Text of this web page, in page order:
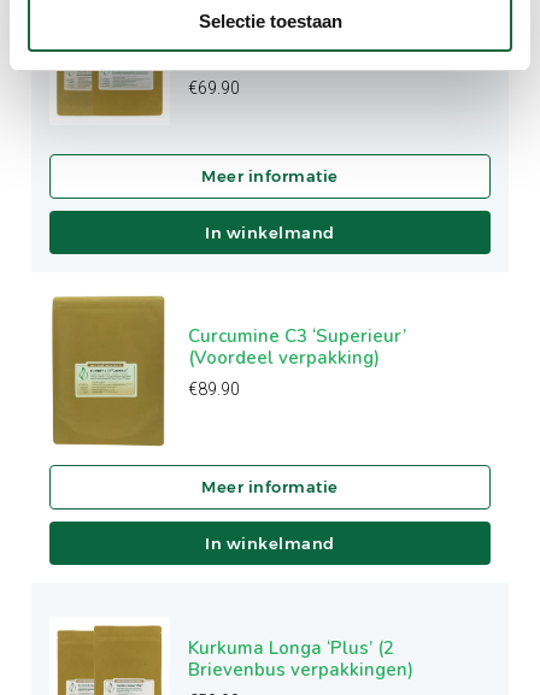
Selectie toestaan
Groenlipmossel & Curcumine C3
combinatie (brievenbus
verpakking)
€69.90
In winkelmand
Curcumine C3 ‘Superieur’
(Voordeel verpakking)
€89.90
In winkelmand
Kurkuma Longa ‘Plus’ (2
Brievenbus verpakkingen)